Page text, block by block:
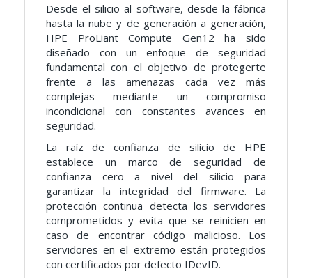
Desde el silicio al software, desde la fábrica
hasta la nube y de generación a generación,
HPE ProLiant Compute Gen12 ha sido
diseñado con un enfoque de seguridad
fundamental con el objetivo de protegerte
frente a las amenazas cada vez más
complejas mediante un compromiso
incondicional con constantes avances en
seguridad.
La raíz de confianza de silicio de HPE
establece un marco de seguridad de
confianza cero a nivel del silicio para
garantizar la integridad del firmware. La
protección continua detecta los servidores
comprometidos y evita que se reinicien en
caso de encontrar código malicioso. Los
servidores en el extremo están protegidos
con certificados por defecto IDevID.